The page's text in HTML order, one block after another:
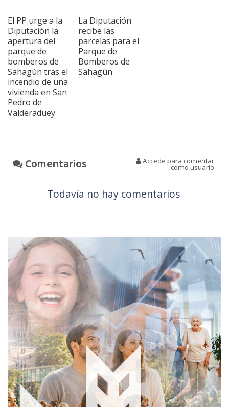
El PP urge a la
Diputación la
apertura del
parque de
bomberos de
Sahagún tras el
incendio de una
vivienda en San
Pedro de
Valderaduey
La Diputación
recibe las
parcelas para el
Parque de
Bomberos de
Sahagún
Comentarios Accede para comentar
como usuario
Todavía no hay comentarios